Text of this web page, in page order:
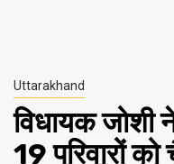
Uttarakhand
विधायक जोशी
19 परिवारों